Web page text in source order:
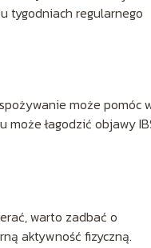
tygodniach regularnego
może pomóc
może łagodzić objawy
warto zadbać o
aktywność fizyczną.